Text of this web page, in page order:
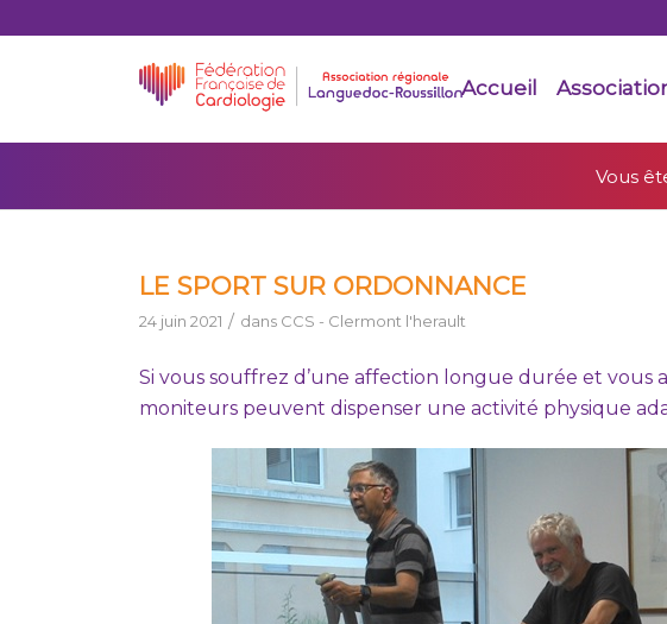
Accueil
Vous
LE SPORT SUR ORDONNANCE
24 juin 2021 / dans CCS - Clermont l'herault
Si vous souffrez d’une affection longue durée et vous
moniteurs peuvent dispenser une activité physique